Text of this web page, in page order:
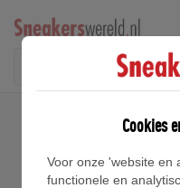
Puma
Cookies
Voor onze 'website en
functionele en